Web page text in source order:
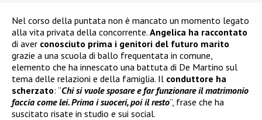
Nel corso della puntata non è mancato un momento legato
alla vita privata della concorrente. Angelica ha raccontato
di aver conosciuto prima i genitori del futuro marito
grazie a una scuola di ballo frequentata in comune,
elemento che ha innescato una battuta di De Martino sul
tema delle relazioni e della famiglia. Il conduttore ha
scherzato: “Chi si vuole sposare e far funzionare il matrimonio
faccia come lei. Prima i suoceri, poi il resto”, frase che ha
suscitato risate in studio e sui social.